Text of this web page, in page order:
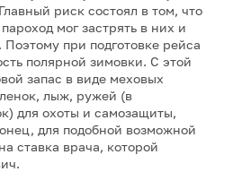
риск состоял в том, что
мог застрять в них и
Поэтому при подготовке рейса
полярной зимовки. С этой
запас в виде меховых
лыж, ружей (в
для охоты и самозащиты,
для подобной возможной
ставка врача, которой